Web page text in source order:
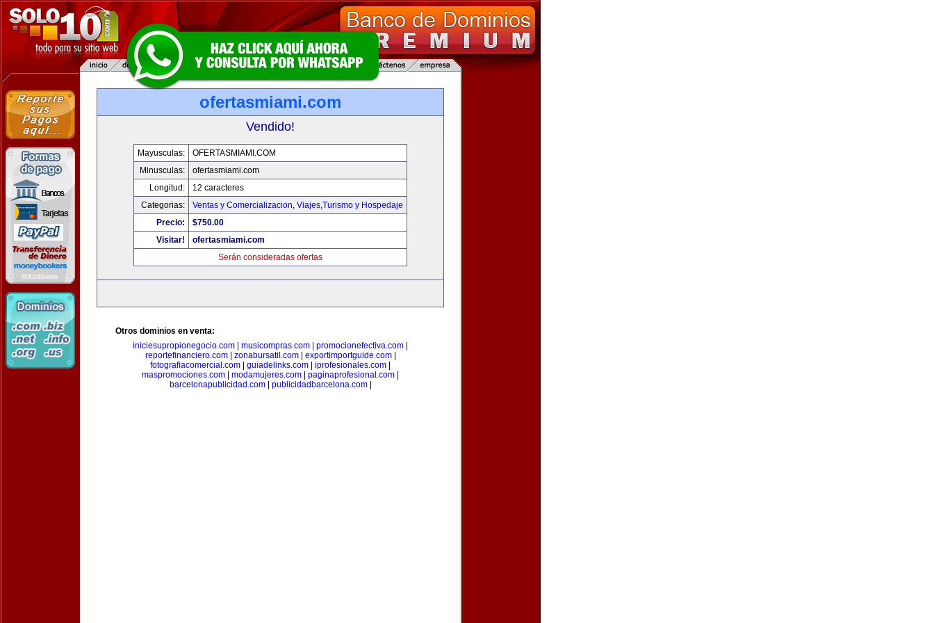
ofertasmiami.com
Vendido!
Mayusculas:
OFERTASMIAMI.COM
Minusculas:
ofertasmiami.com
Longitud:
12 caracteres
Categorias:
Ventas y Comercializacion, Viajes,Turismo y Hospedaje
Precio:
$750.00
Visitar!
ofertasmiami.com
Serán consideradas ofertas
Otros dominios en venta:
iniciesupropionegocio.com
musicompras.com promocionefectiva.com
reportefinanciero.com| zonabursatil.com| exportimportguide.com|
fotografiacomercial.com
guiadelinks.com iprofesionales.com
maspromociones.com
modamujeres.com paginaprofesional.com
barcelonapublicidad.com| publicidadbarcelona.com|